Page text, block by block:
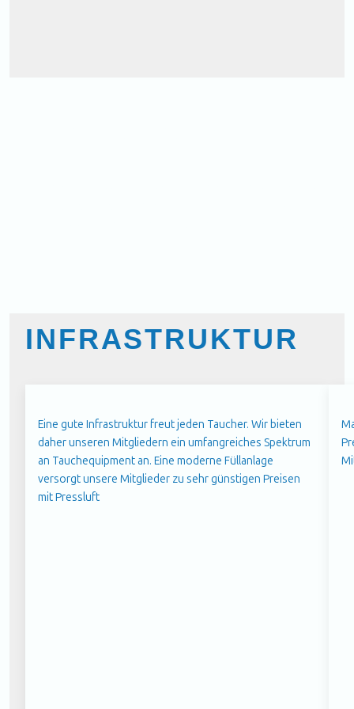
INFRASTRUKTUR
Eine gute Infrastruktur freut jeden Taucher. Wir bieten
daher unseren Mitgliedern ein umfangreiches Spektrum
an Tauchequipment an. Eine moderne Füllanlage
versorgt unsere Mitglieder zu sehr günstigen Preisen
mit Pressluft